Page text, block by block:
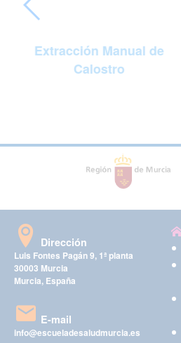
Extracción Manual de
Calostro
Dirección
Luis Fontes Pagán 9, 1ª planta
30003 Murcia
Murcia, España
E-mail
info@escueladesaludmurcia.es